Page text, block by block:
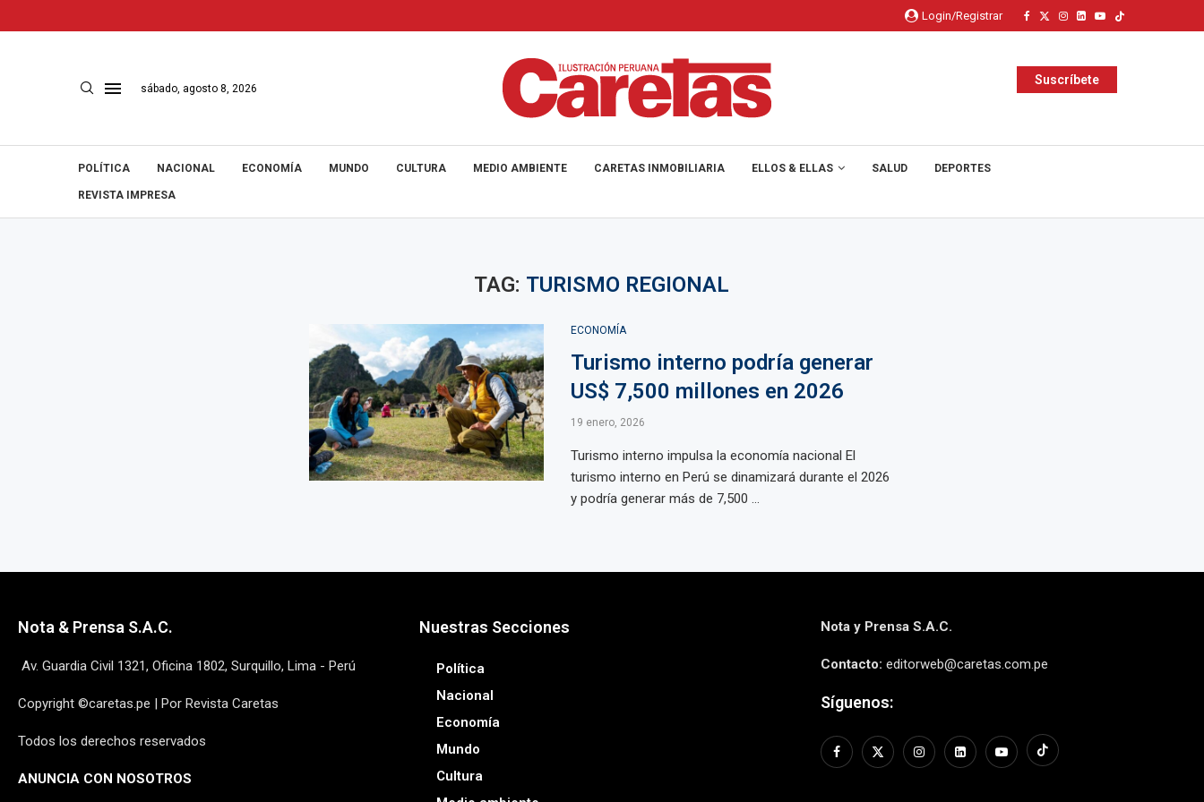
Login/Registrar
sábado, agosto 8, 2026
Suscríbete
POLÍTICA NACIONAL ECONOMÍA MUNDO CULTURA MEDIO AMBIENTE CARETAS INMOBILIARIA ELLOS & ELLAS SALUD DEPORTES
REVISTA IMPRESA
TAG: TURISMO REGIONAL
ECONOMÍA
Turismo interno podría generar
US$ 7,500 millones en 2026
19 enero, 2026
Turismo interno impulsa la economía nacional El
turismo interno en Perú se dinamizará durante el 2026
y podría generar más de 7,500 ...
Nota & Prensa S.A.C.
Av. Guardia Civil 1321, Oficina 1802, Surquillo, Lima - Perú
Copyright ©caretas.pe | Por Revista Caretas
Todos los derechos reservados
ANUNCIA CON NOSOTROS
Nuestras Secciones
Política
Nacional
Economía
Mundo
Cultura
Nota y Prensa S.A.C.
Contacto: editorweb@caretas.com.pe
Síguenos: